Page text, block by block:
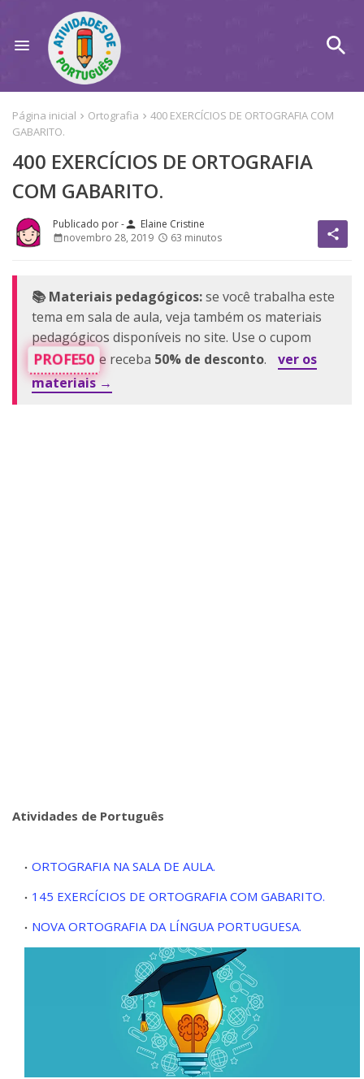
Página inicial Ortografia
400 EXERCÍCIOS DE ORTOGRAFIA COM
GABARITO.
400 EXERCÍCIOS DE ORTOGRAFIA
COM GABARITO.
person Elaine Cristine
novembro 28, 2019
63 minutos share
📚 Materiais pedagógicos:se você trabalha este
tema em sala de aula, veja também os materiais
pedagógicos disponíveis no site. Use o cupom
PROFE50 e receba 50% de desconto.
ver os
materiais →
Atividades de Português
ORTOGRAFIA NA SALA DE AULA.
145 EXERCÍCIOS DE ORTOGRAFIA COM GABARITO.
NOVA ORTOGRAFIA DA LÍNGUA PORTUGUESA.